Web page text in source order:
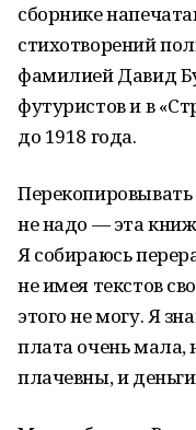
сборнике
стихотворений
фамилией Давид
футуристов и в
до 1918 года.
Перекопировывать
не надо — эта
Я собираюсь
не имея текстов
этого не могу. Я
плата очень мала,
плачевны, и